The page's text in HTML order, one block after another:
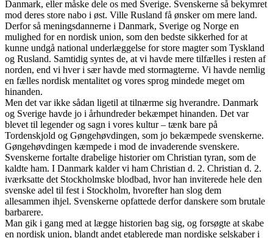
Danmark, eller måske dele os med Sverige. Svenskerne så bekymret
mod deres store nabo i øst. Ville Rusland få ønsker om mere land.
Derfor så meningsdannerne i Danmark, Sverige og Norge en
mulighed for en nordisk union, som den bedste sikkerhed for at
kunne undgå national underlæggelse for store magter som Tyskland
og Rusland. Samtidig syntes de, at vi havde mere tilfælles i resten af
norden, end vi hver i sær havde med stormagterne. Vi havde nemlig
en fælles nordisk mentalitet og vores sprog mindede meget om
hinanden.
Men det var ikke sådan ligetil at tilnærme sig hverandre. Danmark
og Sverige havde jo i århundreder bekæmpet hinanden. Det var
blevet til legender og sagn i vores kultur – tænk bare på
Tordenskjold og Gøngehøvdingen, som jo bekæmpede svenskerne.
Gøngehøvdingen kæmpede i mod de invaderende svenskere.
Svenskerne fortalte drabelige historier om Christian tyran, som de
kaldte ham. I Danmark kalder vi ham Christian d. 2. Christian d. 2.
iværksatte det Stockholmske blodbad, hvor han inviterede hele den
svenske adel til fest i Stockholm, hvorefter han slog dem
allesammen ihjel. Svenskerne opfattede derfor danskere som brutale
barbarere.
Man gik i gang med at lægge historien bag sig, og forsøgte at skabe
en nordisk union, blandt andet etablerede man nordiske selskaber i